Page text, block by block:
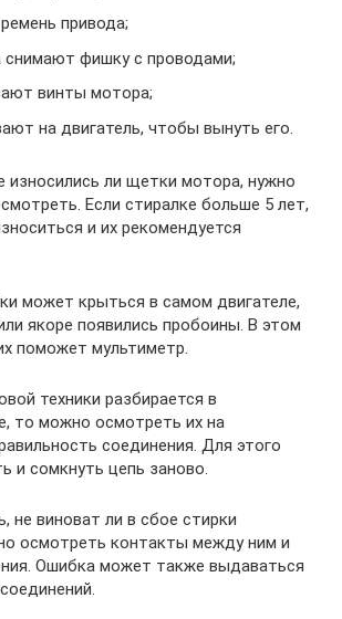
привода;
снимают фишку с проводами;
винты мотора;
на двигатель, чтобы вынуть его.
износились ли щетки мотора, нужно
Если стиралке больше 5 лет,
и их рекомендуется
может крыться в самом двигателе,
якоре появились пробоины. В этом
поможет мультиметр.
техники разбирается в
то можно осмотреть их на
соединения. Для этого
и сомкнуть цепь заново.
не виноват ли в сбое стирки
осмотреть контакты между ним и
Ошибка может также выдаваться